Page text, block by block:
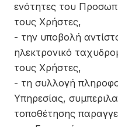
ενότητες του
τους Χρήστες,
- την υποβολή
ηλεκτρονικό
τους Χρήστες,
- τη συλλογή
Υπηρεσίας,
τοποθέτησης